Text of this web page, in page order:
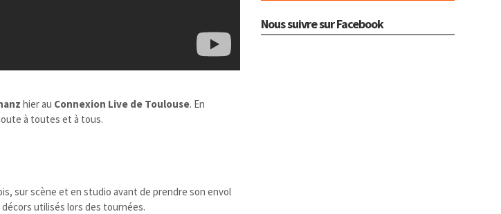
hier au Connexion Live de Toulouse. En
à toutes et à tous.
sur scène et en studio avant de prendre son envol
utilisés lors des tournées.
Nous suivre sur Facebook